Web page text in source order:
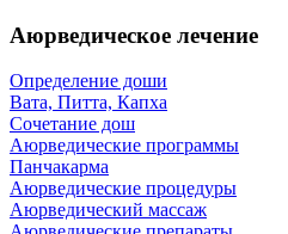
Аюрведическое лечение
Определение доши
Вата, Питта, Капха
Сочетание дош
Аюрведические программы
Панчакарма
Аюрведические процедуры
Аюрведический массаж